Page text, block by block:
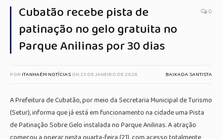
Cubatão recebe pista de
patinação no gelo gratuita no
Parque Anilinas por 30 dias
0
POR ITANHAÉM NOTÍCIASON23 DE JANEIRO DE 2026 BAIXADA SANTISTA
APrefeitura de Cubatão, por meio da Secretaria Municipal de Turismo
(Setur), informa que já está em funcionamento na cidade uma Pista
de Patinação Sobre Gelo instalada noParque Anilinas. A atração